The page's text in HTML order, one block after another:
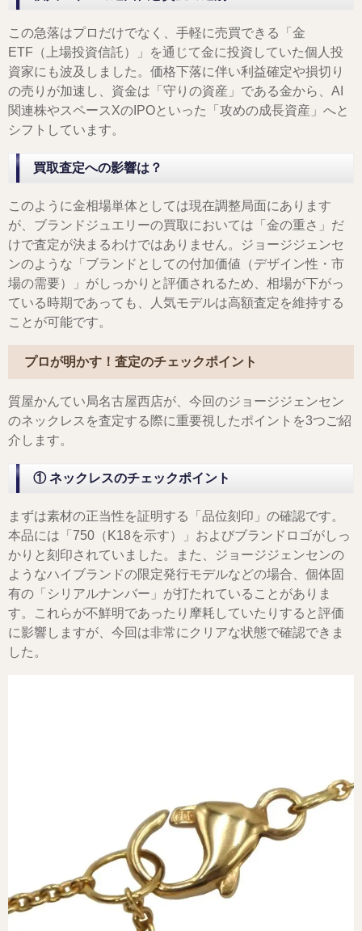
この急落はプロだけでなく、手軽に売買できる「金
ETF（上場投資信託）」を通じて金に投資していた個人投
資家にも波及しました。価格下落に伴い利益確定や損切り
の売りが加速し、資金は「守りの資産」である金から、AI
関連株やスペースXのIPOといった「攻めの成長資産」へと
シフトしています。
買取査定への影響は？
このように金相場単体としては現在調整局面にあります
が、ブランドジュエリーの買取においては「金の重さ」だ
けで査定が決まるわけではありません。ジョージジェンセ
ンのような「ブランドとしての付加価値（デザイン性・市
場の需要）」がしっかりと評価されるため、相場が下がっ
ている時期であっても、人気モデルは高額査定を維持する
ことが可能です。
プロが明かす！査定のチェックポイント
質屋かんてい局名古屋西店が、今回のジョージジェンセン
のネックレスを査定する際に重要視したポイントを3つご紹
介します。
① ネックレスのチェックポイント
まずは素材の正当性を証明する「品位刻印」の確認です。
本品には「750（K18を示す）」およびブランドロゴがしっ
かりと刻印されていました。また、ジョージジェンセンの
ようなハイブランドの限定発行モデルなどの場合、個体固
有の「シリアルナンバー」が打たれていることがありま
す。これらが不鮮明であったり摩耗していたりすると評価
に影響しますが、今回は非常にクリアな状態で確認できま
した。